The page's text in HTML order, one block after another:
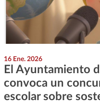
16 Ene. 2026
El Ayuntamiento
convoca un
escolar sobre